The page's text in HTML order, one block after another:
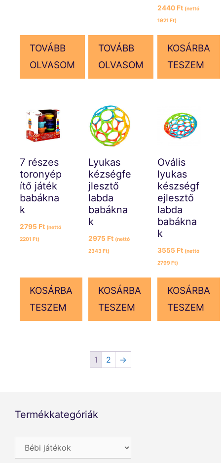
TOVÁBB
OLVASOM
TOVÁBB
OLVASOM
2440 Ft (nettó
1921 Ft)
KOSÁRBA
TESZEM
7 részes
toronyép
ítő játék
babákna
k
2795 Ft (nettó
2201 Ft)
KOSÁRBA
TESZEM
Lyukas
kézségfe
jlesztő
labda
babákna
k
2975 Ft (nettó
2343Ft)
KOSÁRBA
TESZEM
Ovális
lyukas
készségf
ejlesztő
labda
babákna
k
3555 Ft (nettó
2799Ft)
KOSÁRBA
TESZEM
1 2 →
Termékkategóriák